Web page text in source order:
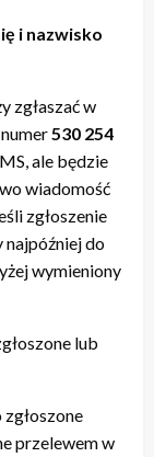
i nazwisko
zgłaszać w
530 254
ale będzie
wiadomość
zgłoszenie
najpóźniej do
wymieniony
lub
przelewem w